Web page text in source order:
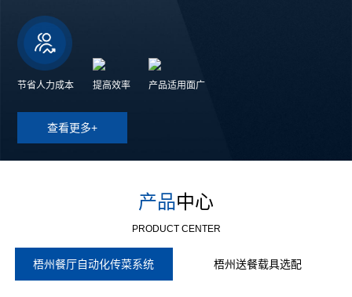
节省人力成本 提高效率 产品适用面广
查看更多+
产品中心
PRODUCT CENTER
梧州餐厅自动化传菜系统 梧州送餐载具选配